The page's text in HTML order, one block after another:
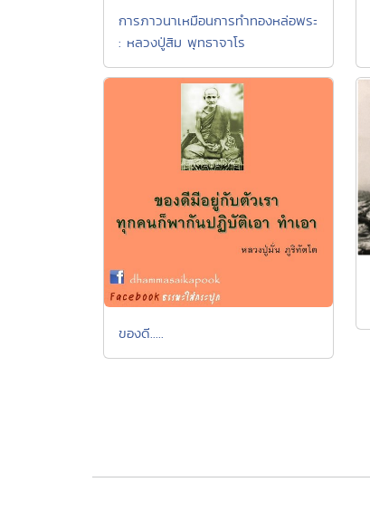
การภาวนาเหมือนการทำทองหล่อพระ
: หลวงปู่สิม พุทธาจาโร
ของดี.....